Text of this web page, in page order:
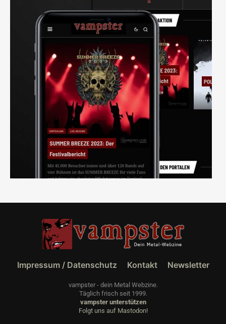
Impressum / Datenschutz Kontakt Newsletter
vampster - dein Metal Webzine.
Täglich frisch seit 1999.
vampster unterstützen
Folgt uns auf Mastodon!